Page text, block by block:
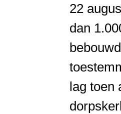
22
dan
lag toen